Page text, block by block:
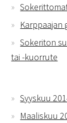
Karppaajan
Sokeriton
tai -kuorrute
Syyskuu
Maaliskuu